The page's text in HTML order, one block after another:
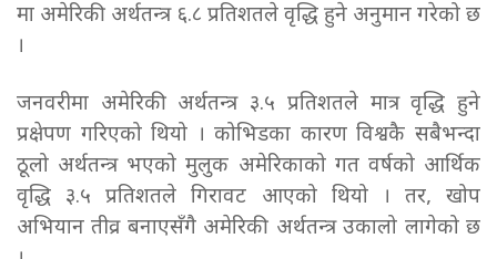
मा अमेरिकी अर्थतन्त्र ६.८ प्रतिशतले वृद्धि हुने अनुमान गरेको छ
।
जनवरीमा अमेरिकी अर्थतन्त्र ३.५ प्रतिशतले मात्र वृद्धि हुने
प्रक्षेपण गरिएको थियो । कोभिडका कारण विश्वकै सबैभन्दा
ठूलो अर्थतन्त्र भएको मुलुक अमेरिकाको गत वर्षको आर्थिक
वृद्धि ३.५ प्रतिशतले गिरावट आएको थियो । तर, खोप
अभियान तीव्र बनाएसँगै अमेरिकी अर्थतन्त्र उकालो लागेको छ